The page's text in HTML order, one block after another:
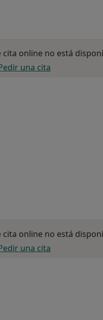
cita online no está
una cita
cita online no está
una cita